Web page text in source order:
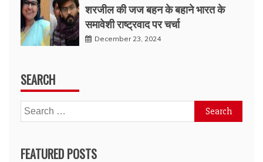
शरजील की जज बहन के बहाने भारत के
समावेशी राष्ट्रवाद पर चर्चा
December 23, 2024
SEARCH
Search
for:
FEATURED POSTS